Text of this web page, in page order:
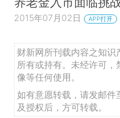
2015年07月02日 APP打开
财新网所刊载内容之知
所有或持有。未经许可
像等任何使用。
如有意愿转载，请发邮件
及授权后，方可转载。